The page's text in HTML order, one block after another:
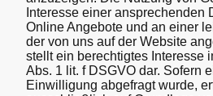
Interesse einer ansprechenden
Online Angebote und an einer
der von uns auf der Website
stellt ein berechtigtes Interesse
Abs. 1 lit. f DSGVO dar. Sofern
Einwilligung abgefragt wurde,